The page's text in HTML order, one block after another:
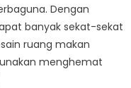
Dengan
banyak sekat-sekat
ruang makan
menghemat